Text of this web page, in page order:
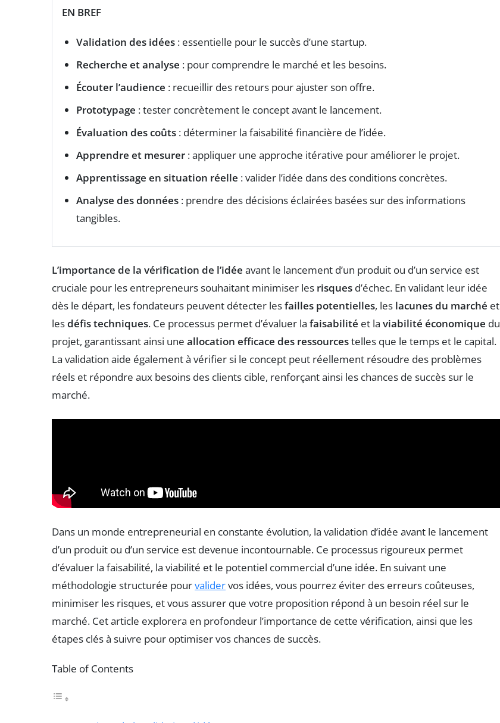
EN BREF
Validation des idées : essentielle pour le succès d’une startup.
Recherche et analyse : pour comprendre le marché et les besoins.
Écouter l’audience : recueillir des retours pour ajuster son offre.
Prototypage : tester concrètement le concept avant le lancement.
Évaluation des coûts : déterminer la faisabilité financière de l’idée.
Apprendre et mesurer : appliquer une approche itérative pour améliorer le projet.
Apprentissage en situation réelle : valider l’idée dans des conditions concrètes.
Analyse des données : prendre des décisions éclairées basées sur des informations
tangibles.
L’importance de la vérification de l’idée avant le lancement d’un produit ou d’un service est
cruciale pour les entrepreneurs souhaitant minimiser les risques d’échec. En validant leur idée
dès le départ, les fondateurs peuvent détecter lesfailles potentielles, les lacunes du marché et
lesdéfis techniques. Ce processus permet d’évaluer la faisabilité et la viabilité économique du
projet, garantissant ainsi une allocation efficace des ressourcestelles que le temps et le capital.
La validation aide également à vérifier si le concept peut réellement résoudre des problèmes
réels et répondre aux besoins des clients cible, renforçant ainsi les chances de succès sur le
marché.
Dans un monde entrepreneurial en constante évolution, la validation d’idée avant le lancement
d’un produit ou d’un service est devenue incontournable. Ce processus rigoureux permet
d’évaluer la faisabilité, la viabilité et le potentiel commercial d’une idée. En suivant une
méthodologie structurée pourvalidervos idées, vous pourrez éviter des erreurs coûteuses,
minimiser les risques, et vous assurer que votre proposition répond à un besoin réel sur le
marché. Cet article explorera en profondeur l’importance de cette vérification, ainsi que les
étapes clés à suivre pour optimiser vos chances de succès.
Table of Contents